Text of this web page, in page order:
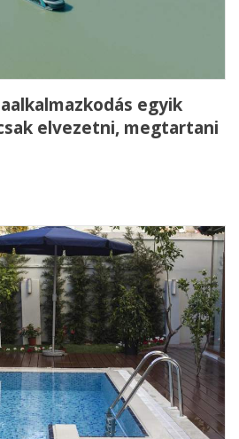
egyik
elvezetni, megtartani